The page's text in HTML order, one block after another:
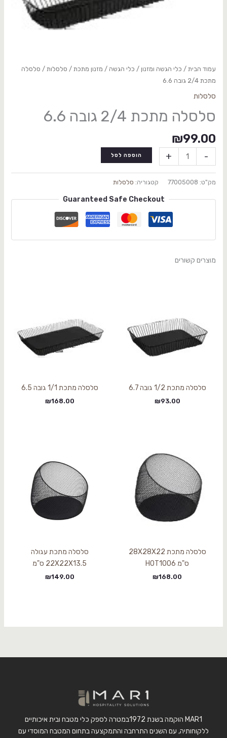
עמוד הבית/ כלי הגשה ומזנון / כלי הגשה / מזנון מתכת/ סלסלות/ סלסלה
מתכת 2/4 גובה 6.6
סלסלות
סלסלה מתכת 2/4 גובה 6.6
₪99.00
-
+ הוספה לסל
מק"ט: 77005008 קטגוריה: סלסלות
Guaranteed Safe Checkout
מוצרים קשורים
סלסלה מתכת 1/2 גובה 6.7
₪93.00
סלסלה מתכת 1/1 גובה 6.5
₪168.00
סלסלה מתכת 28X28X22
ס"מ HOT1006
₪168.00
סלסלה מתכת עגולה
22X22X13.5 ס"מ
₪149.00
MAR1 הוקמה בשנת 1972במטרה לספק כלי מטבח ובית איכותיים
ללקוחותיה, עם השנים התרחבה והתמקצעה בתחום המטבח המוסדי עם